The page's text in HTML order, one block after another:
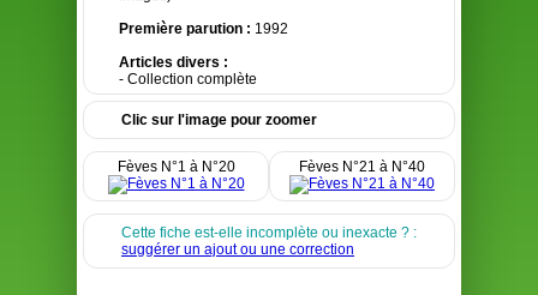
Première parution : 1992
Articles divers :
- Collection complète
Clic sur l'image pour zoomer
Fèves N°1 à N°20 Fèves N°21 à N°40
Cette fiche est-elle incomplète ou inexacte ? :
suggérer un ajout ou une correction